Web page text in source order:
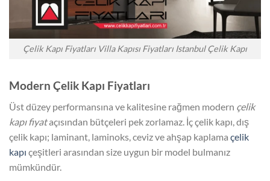
Çelik Kapı Fiyatları Villa Kapısı Fiyatları Istanbul Çelik Kapı
Modern Çelik Kapı Fiyatları
Üst düzey performansına ve kalitesine rağmen modern çelik
kapı fiyataçısından bütçeleri pek zorlamaz. İç çelik kapı, dış
çelik kapı; laminant, laminoks, ceviz ve ahşap kaplama çelik
kapı çeşitleri arasından size uygun bir model bulmanız
mümkündür.